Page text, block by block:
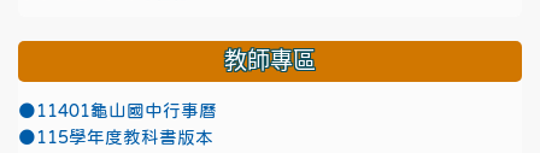
教師專區
●11401龜山國中行事曆
●115學年度教科書版本